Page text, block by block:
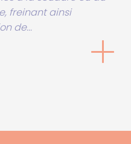
freinant ainsi
de...